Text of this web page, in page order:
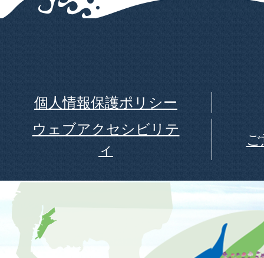
個人情報保護ポリシー
ウェブアクセシビリテ
ィ